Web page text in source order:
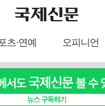
츠·연예 오피니언